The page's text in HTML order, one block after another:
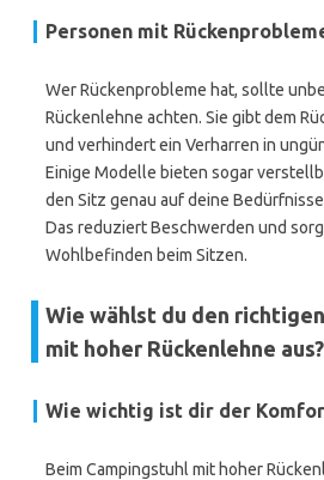
Personen mit
Wer Rückenprobleme hat, sollte
Rückenlehne achten. Sie gibt dem
und verhindert ein Verharren in
Einige Modelle bieten sogar
den Sitz genau auf deine
Das reduziert Beschwerden und
Wohlbefinden beim Sitzen.
Wie wählst du den
mit hoher Rückenlehne aus?
Wie wichtig ist dir der
Beim Campingstuhl mit hoher